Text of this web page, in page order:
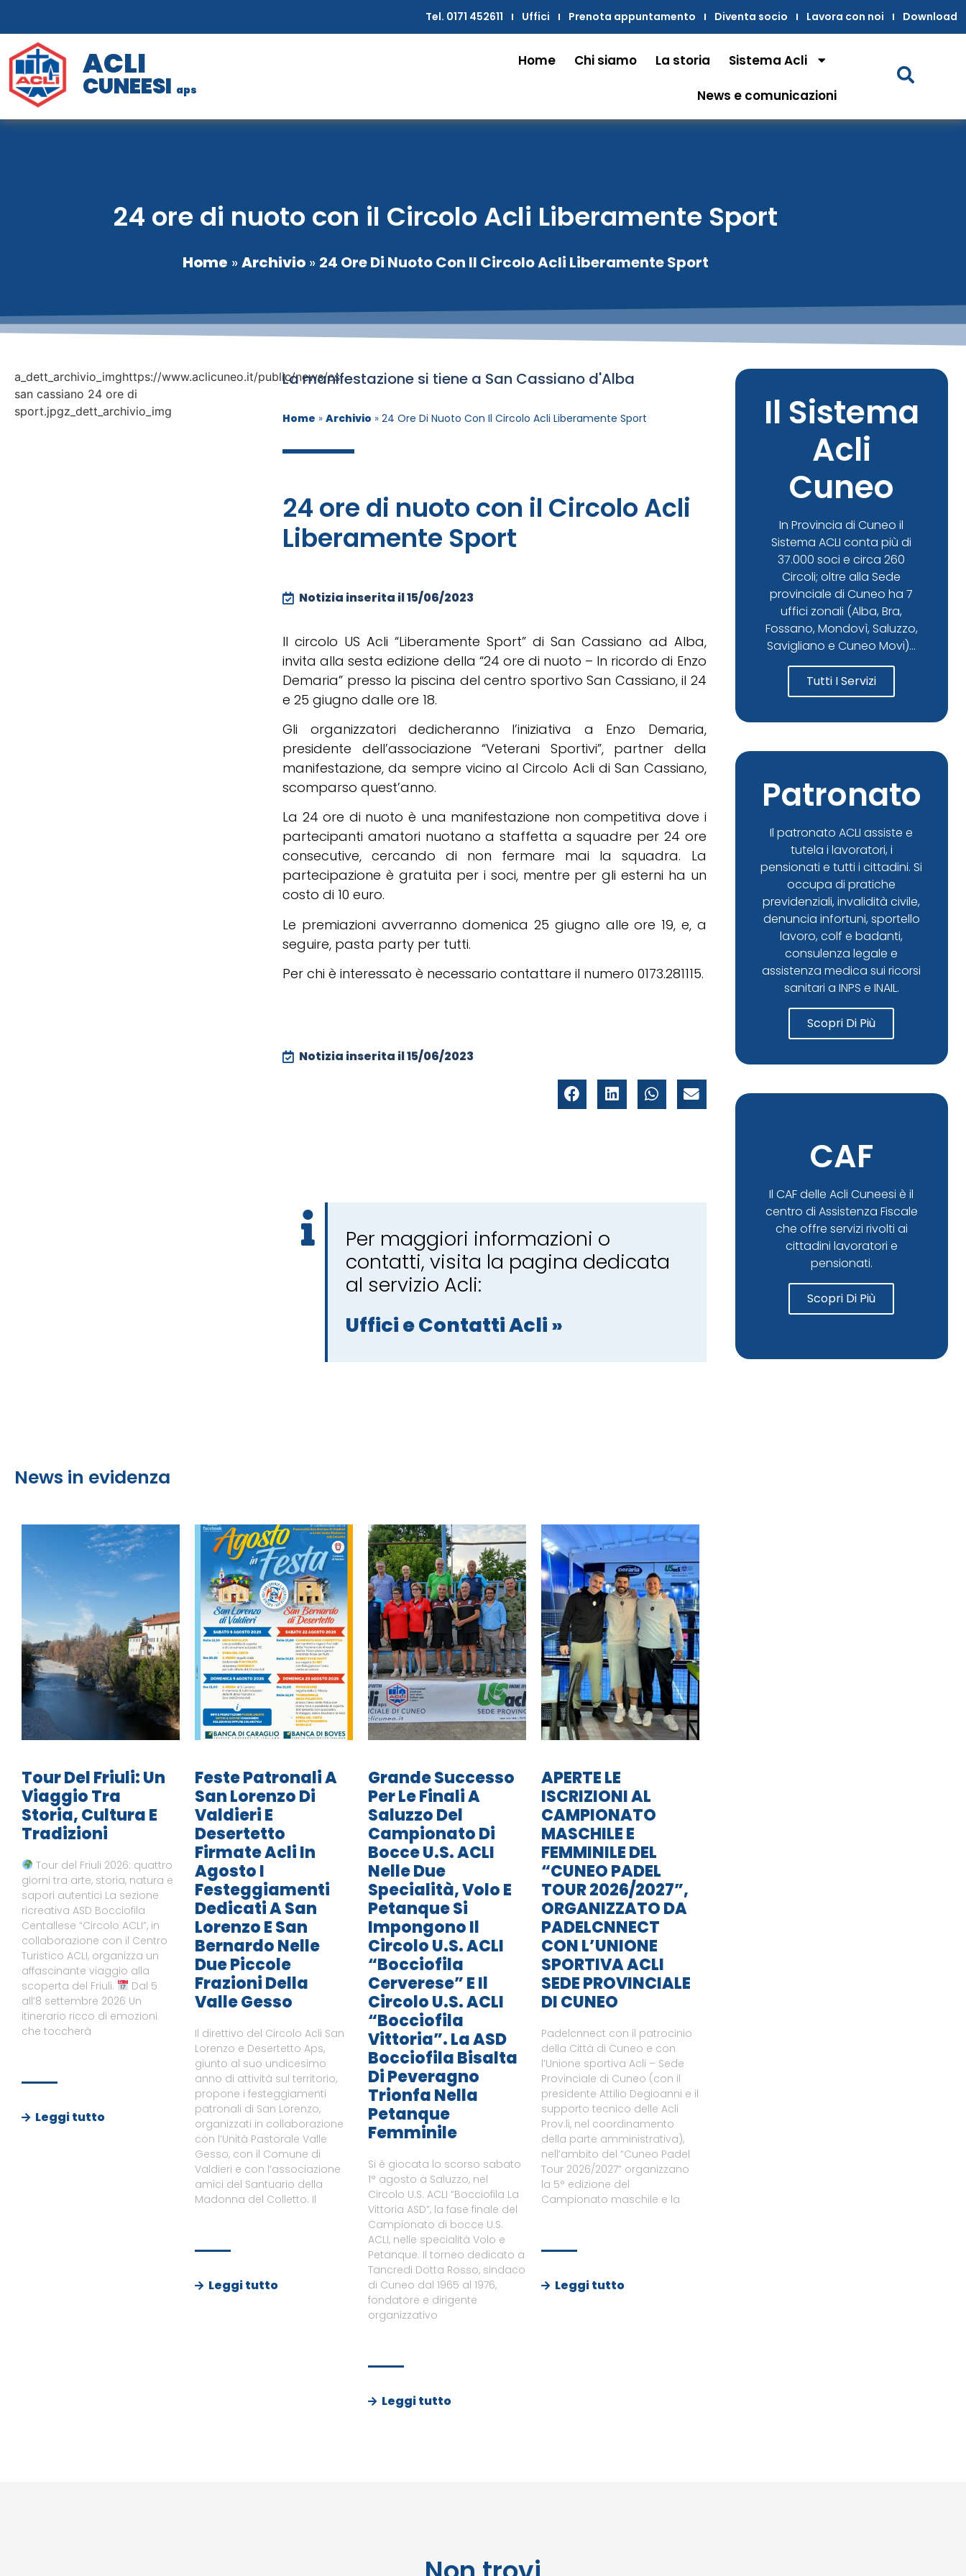
Tel. 0171 452611 Uffici Prenota appuntamento Diventa socio Lavora con noi Download
ACLI
CUNEESI aps
Home Chi siamo La storia Sistema Acli
News e comunicazioni
24 ore di nuoto con il Circolo Acli Liberamente Sport
Home »Archivio» 24 Ore Di Nuoto Con Il Circolo Acli Liberamente Sport
a_dett_archivio_imghttps://www.aclicuneo.it/public/news/cs
san cassiano 24 ore di
sport.jpgz_dett_archivio_img
La manifestazione si tiene a San Cassiano d'Alba
Home »Archivio »24 Ore Di Nuoto Con Il Circolo Acli Liberamente Sport
24 ore di nuoto con il Circolo Acli
Liberamente Sport
Notizia inserita il15/06/2023
Il circolo US Acli “Liberamente Sport” di San Cassiano ad Alba,
invita alla sesta edizione della “24 ore di nuoto – In ricordo di Enzo
Demaria” presso la piscina del centro sportivo San Cassiano, il 24
e 25 giugno dalle ore 18.
Gli organizzatori dedicheranno l’iniziativa a Enzo Demaria,
presidente dell’associazione “Veterani Sportivi”, partner della
manifestazione, da sempre vicino al Circolo Acli di San Cassiano,
scomparso quest’anno.
La 24 ore di nuoto è una manifestazione non competitiva dove i
partecipanti amatori nuotano a staffetta a squadre per 24 ore
consecutive, cercando di non fermare mai la squadra. La
partecipazione è gratuita per i soci, mentre per gli esterni ha un
costo di 10 euro.
Le premiazioni avverranno domenica 25 giugno alle ore 19, e, a
seguire, pasta party per tutti.
Per chi è interessato è necessario contattare il numero 0173.281115.
Notizia inserita il15/06/2023
Per maggiori informazioni o
contatti, visita la pagina dedicata
al servizio Acli:
Uffici e Contatti Acli »
News in evidenza
Tour Del Friuli: Un
Viaggio Tra
Storia, Cultura E
Tradizioni
Tour del Friuli 2026: quattro
giorni tra arte, storia, natura e
sapori autentici La sezione
ricreativa ASD Bocciofila
Centallese “Circolo ACLI”, in
collaborazione con il Centro
Turistico ACLI, organizza un
affascinante viaggio alla
scoperta del Friuli.
Dal 5
all’8 settembre 2026 Un
itinerario ricco di emozioni
che toccherà
Leggi tutto
Feste Patronali A
San Lorenzo Di
Valdieri E
Desertetto
Firmate Acli In
Agosto I
Festeggiamenti
Dedicati A San
Lorenzo E San
Bernardo Nelle
Due Piccole
Frazioni Della
Valle Gesso
Il direttivo del Circolo Acli San
Lorenzo e Desertetto Aps,
giunto al suo undicesimo
anno di attività sul territorio,
propone i festeggiamenti
patronali di San Lorenzo,
organizzati in collaborazione
con l’Unità Pastorale Valle
Gesso, con il Comune di
Valdieri e con l’associazione
amici del Santuario della
Madonna del Colletto. Il
Leggi tutto
Grande Successo
Per Le Finali A
Saluzzo Del
Campionato Di
Bocce U.S. ACLI
Nelle Due
Specialità, Volo E
Petanque Si
Impongono Il
Circolo U.S. ACLI
“Bocciofila
Cerverese” E Il
Circolo U.S. ACLI
“Bocciofila
Vittoria”. La ASD
Bocciofila Bisalta
Di Peveragno
Trionfa Nella
Petanque
Femminile
Si è giocata lo scorso sabato
1° agosto a Saluzzo, nel
Circolo U.S. ACLI “Bocciofila La
Vittoria ASD”, la fase finale del
Campionato di bocce U.S.
ACLI, nelle specialità Volo e
Petanque. Il torneo dedicato a
Tancredi Dotta Rosso, sindaco
di Cuneo dal 1965 al 1976,
fondatore e dirigente
organizzativo
Leggi tutto
APERTE LE
ISCRIZIONI AL
CAMPIONATO
MASCHILE E
FEMMINILE DEL
“CUNEO PADEL
TOUR 2026/2027”,
ORGANIZZATO DA
PADELCNNECT
CON L’UNIONE
SPORTIVA ACLI
SEDE PROVINCIALE
DI CUNEO
Padelcnnect con il patrocinio
della Città di Cuneo e con
l’Unione sportiva Acli – Sede
Provinciale di Cuneo (con il
presidente Attilio Degioanni e il
supporto tecnico delle Acli
Prov.li, nel coordinamento
della parte amministrativa),
nell’ambito del “Cuneo Padel
Tour 2026/2027” organizzano
la 5° edizione del
Campionato maschile e la
Leggi tutto
Il Sistema
Acli
Cuneo
In Provincia di Cuneo il
Sistema ACLI conta più di
37.000 soci e circa 260
Circoli; oltre alla Sede
provinciale di Cuneo ha 7
uffici zonali (Alba, Bra,
Fossano, Mondovì, Saluzzo,
Savigliano e Cuneo Movi)...
Tutti I Servizi
Patronato
Il patronato ACLI assiste e
tutela i lavoratori, i
pensionati e tutti i cittadini. Si
occupa di pratiche
previdenziali, invalidità civile,
denuncia infortuni, sportello
lavoro, colf e badanti,
consulenza legale e
assistenza medica sui ricorsi
sanitari a INPS e INAIL.
Scopri Di Più
CAF
Il CAF delle Acli Cuneesi è il
centro di Assistenza Fiscale
che offre servizi rivolti ai
cittadini lavoratori e
pensionati.
Scopri Di Più